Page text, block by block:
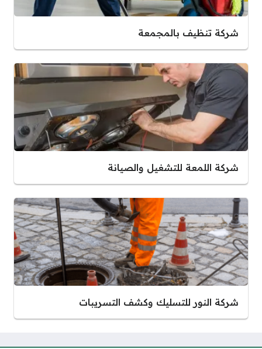
شركة تنظيف بالمجمعة
شركة اللمعة للتشغيل والصيانة
شركة النور للتسليك وكشف التسريبات